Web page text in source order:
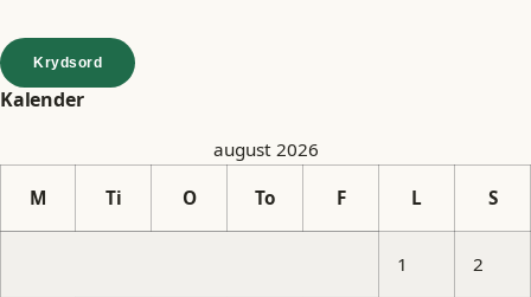
Krydsord
Kalender
august 2026
M Ti O To F L S
1 2